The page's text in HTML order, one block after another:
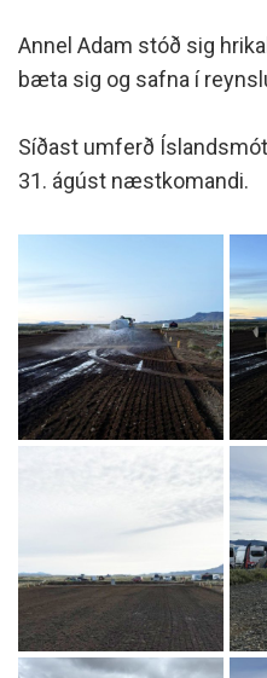
Annel Adam stóð sig
bæta sig og safna í
Síðast umferð
31. ágúst næstkomandi.